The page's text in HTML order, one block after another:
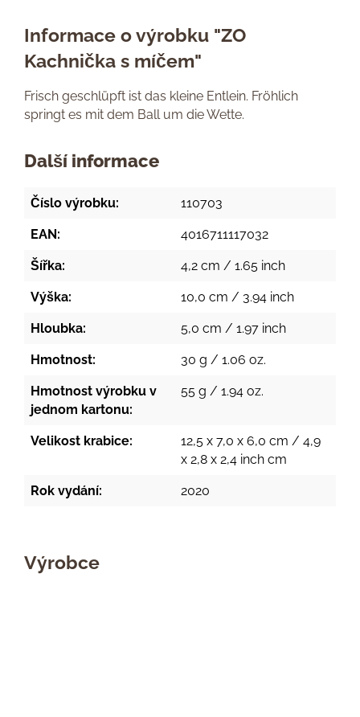
Informace o výrobku "ZO
Kachnička s míčem"
Frisch geschlüpft ist das kleine Entlein. Fröhlich
springt es mit dem Ball um die Wette.
Další informace
Číslo výrobku: 110703
EAN: 4016711117032
Šířka: 4,2 cm / 1.65 inch
Výška: 10,0 cm / 3.94 inch
Hloubka: 5,0 cm / 1.97 inch
Hmotnost: 30 g / 1.06 oz.
Hmotnost výrobku v
jednom kartonu:
55 g / 1.94 oz.
Velikost krabice:
12,5 x 7,0 x 6,0 cm / 4,9
x 2,8 x 2,4 inch cm
Rok vydání: 2020
Výrobce